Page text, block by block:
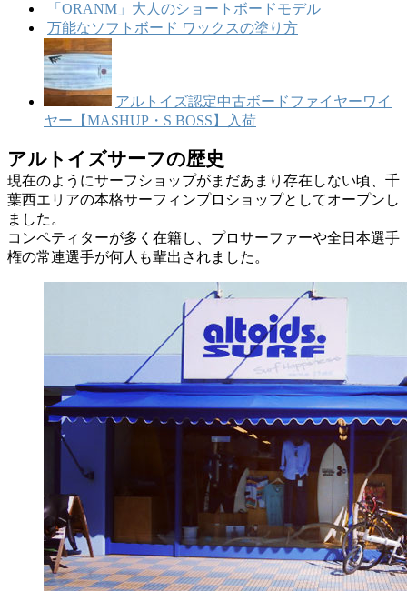
「ORANM」大人のショートボードモデル
万能なソフトボード ワックスの塗り方
アルトイズ認定中古ボードファイヤーワイ
ヤー【MASHUP・S BOSS】入荷
アルトイズサーフの歴史
現在のようにサーフショップがまだあまり存在しない頃、千
葉西エリアの本格サーフィンプロショップとしてオープンし
ました。
コンペティターが多く在籍し、プロサーファーや全日本選手
権の常連選手が何人も輩出されました。